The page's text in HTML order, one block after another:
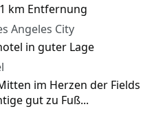
km Entfernung
Angeles City
in guter Lage
im Herzen der Fields
gut zu Fuß...